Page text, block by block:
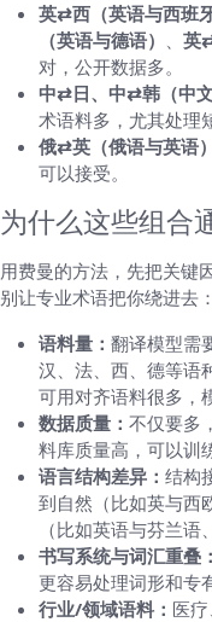
英⇄西（英语与西班牙
（英语与德语） 、 英
对，公开数据多。
中⇄日、中⇄韩（中文
术语料多，尤其处理
俄⇄英（俄语与英语）
可以接受。
为什么这些组合
用费曼的方法，先把关键
别让专业术语把你绕进去：
语料量： 翻译模型需
汉、法、西、德等语
可用对齐语料很多，
数据质量： 不仅要多
料库质量高，可以训
语言结构差异： 结构
到自然（比如英与西
（比如英语与芬兰语
书写系统与词汇重叠：
更容易处理词形和专
行业/领域语料： 医